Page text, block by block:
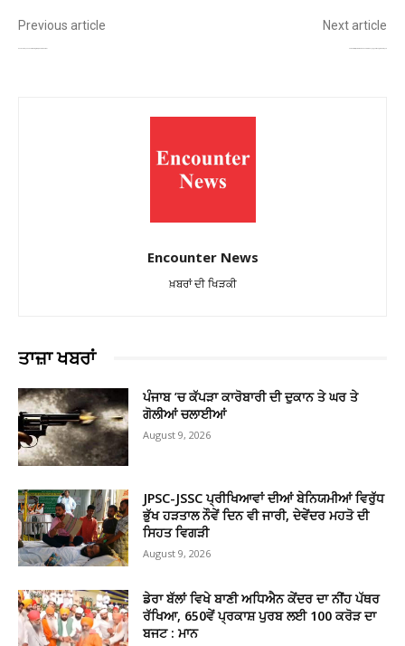
Previous article Next article
Encounter News
ਖ਼ਬਰਾਂ ਦੀ ਖਿੜਕੀ
ਤਾਜ਼ਾ ਖਬਰਾਂ
ਪੰਜਾਬ ’ਚ ਕੱਪੜਾ ਕਾਰੋਬਾਰੀ ਦੀ ਦੁਕਾਨ ਤੇ ਘਰ ਤੇ
ਗੋਲੀਆਂ ਚਲਾਈਆਂ
August 9, 2026
JPSC-JSSC ਪ੍ਰੀਖਿਆਵਾਂ ਦੀਆਂ ਬੇਨਿਯਮੀਆਂ ਵਿਰੁੱਧ
ਭੁੱਖ ਹੜਤਾਲ ਨੌਵੇਂ ਦਿਨ ਵੀ ਜਾਰੀ, ਦੇਵੇਂਦਰ ਮਹਤੋ ਦੀ
ਸਿਹਤ ਵਿਗੜੀ
August 9, 2026
ਡੇਰਾ ਬੱਲਾਂ ਵਿਖੇ ਬਾਣੀ ਅਧਿਐਨ ਕੇਂਦਰ ਦਾ ਨੀਂਹ ਪੱਥਰ
ਰੱਖਿਆ, 650ਵੇਂ ਪ੍ਰਕਾਸ਼ ਪੁਰਬ ਲਈ 100 ਕਰੋੜ ਦਾ
ਬਜਟ : ਮਾਨ